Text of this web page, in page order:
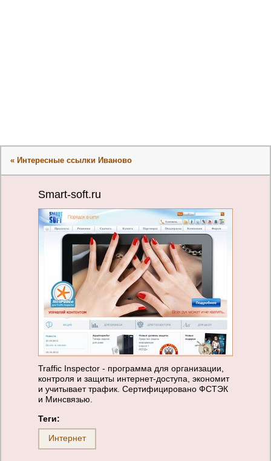
« Интересные ссылки Иваново
Smart-soft.ru
Traffic Inspector - программа для организации,
контроля и защиты интернет-доступа, экономит
и учитывает трафик. Сертифицировано ФСТЭК
и Минсвязью.
Теги:
Интернет